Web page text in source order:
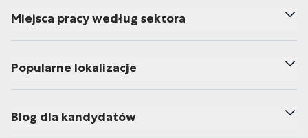
Miejsca pracy według sektora
Popularne lokalizacje
Blog dla kandydatów